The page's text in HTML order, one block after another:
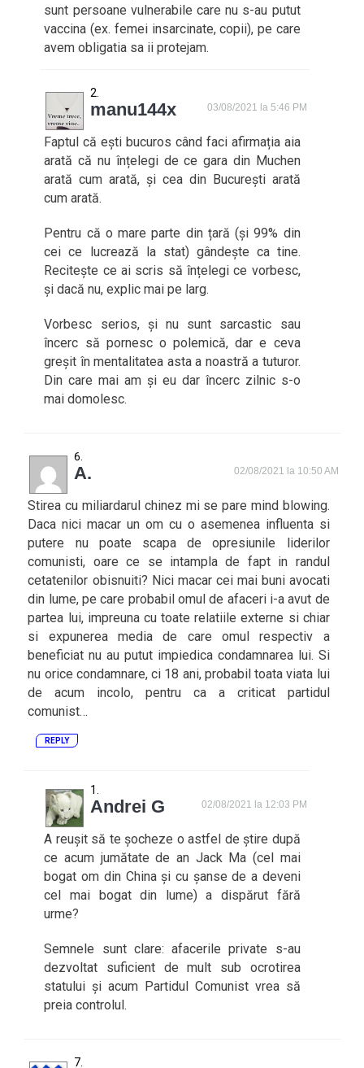
sunt persoane vulnerabile care nu s-au putut
vaccina (ex. femei insarcinate, copii), pe care
avem obligatia sa ii protejam.
manu144x 03/08/2021 la 5:46 PM
Faptul că ești bucuros când faci afirmația aia
arată că nu înțelegi de ce gara din Muchen
arată cum arată, și cea din București arată
cum arată.
Pentru că o mare parte din țară (și 99% din
cei ce lucrează la stat) gândește ca tine.
Recitește ce ai scris să înțelegi ce vorbesc,
și dacă nu, explic mai pe larg.
Vorbesc serios, și nu sunt sarcastic sau
încerc să pornesc o polemică, dar e ceva
greșit în mentalitatea asta a noastră a tuturor.
Din care mai am și eu dar încerc zilnic s-o
mai domolesc.
A. 02/08/2021 la 10:50 AM
Stirea cu miliardarul chinez mi se pare mind blowing.
Daca nici macar un om cu o asemenea influenta si
putere nu poate scapa de opresiunile liderilor
comunisti, oare ce se intampla de fapt in randul
cetatenilor obisnuiti? Nici macar cei mai buni avocati
din lume, pe care probabil omul de afaceri i-a avut de
partea lui, impreuna cu toate relatiile externe si chiar
si expunerea media de care omul respectiv a
beneficiat nu au putut impiedica condamnarea lui. Si
nu orice condamnare, ci 18 ani, probabil toata viata lui
de acum incolo, pentru ca a criticat partidul
comunist…
REPLY
Andrei G 02/08/2021 la 12:03 PM
A reușit să te șocheze o astfel de știre după
ce acum jumătate de an Jack Ma (cel mai
bogat om din China și cu șanse de a deveni
cel mai bogat din lume) a dispărut fără
urme?
Semnele sunt clare: afacerile private s-au
dezvoltat suficient de mult sub ocrotirea
statului și acum Partidul Comunist vrea să
preia controlul.